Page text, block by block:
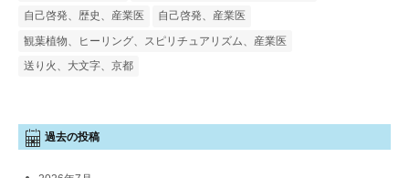
自己啓発、歴史、産業医
自己啓発、産業医
観葉植物、ヒーリング、スピリチュアリズム、産業医
送り火、大文字、京都
過去の投稿